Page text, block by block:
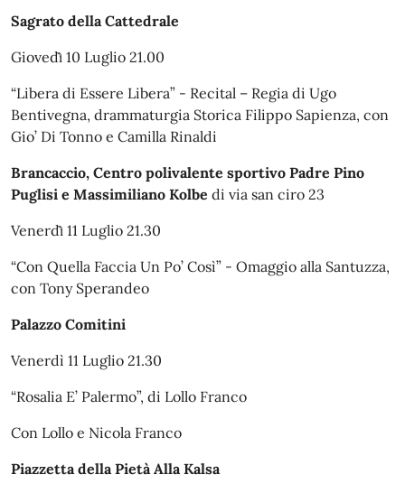
Sagrato della Cattedrale
Giovedì̀ 10 Luglio 21.00
“Libera di Essere Libera” - Recital – Regia di Ugo
Bentivegna, drammaturgia Storica Filippo Sapienza, con
Gio’ Di Tonno e Camilla Rinaldi
Brancaccio, Centro polivalente sportivo Padre Pino
Puglisi e Massimiliano Kolbe di via san ciro 23
Venerdì̀ 11 Luglio 21.30
“Con Quella Faccia Un Po’ Così” - Omaggio alla Santuzza,
con Tony Sperandeo
Palazzo Comitini
Venerdì 11 Luglio 21.30
“Rosalia E’ Palermo”, di Lollo Franco
Con Lollo e Nicola Franco
Piazzetta della Pietà Alla Kalsa